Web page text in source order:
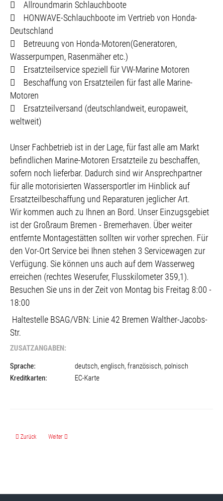
 Allroundmarin Schlauchboote
 HONWAVE-Schlauchboote im Vertrieb von Honda-
Deutschland
 Betreuung von Honda-Motoren(Generatoren,
Wasserpumpen, Rasenmäher etc.)
 Ersatzteilservice speziell für VW-Marine Motoren
 Beschaffung von Ersatzteilen für fast alle Marine-
Motoren
 Ersatzteilversand (deutschlandweit, europaweit,
weltweit)
Unser Fachbetrieb ist in der Lage, für fast alle am Markt
befindlichen Marine-Motoren Ersatzteile zu beschaffen,
sofern noch lieferbar. Dadurch sind wir Ansprechpartner
für alle motorisierten Wassersportler im Hinblick auf
Ersatzteilbeschaffung und Reparaturen jeglicher Art.
Wir kommen auch zu Ihnen an Bord. Unser Einzugsgebiet
ist der Großraum Bremen - Bremerhaven. Über weiter
entfernte Montagestätten sollten wir vorher sprechen. Für
den Vor-Ort Service bei Ihnen stehen 3 Servicewagen zur
Verfügung. Sie können uns auch auf dem Wasserweg
erreichen (rechtes Weserufer, Flusskilometer 359,1).
Besuchen Sie uns in der Zeit von Montag bis Freitag 8:00 -
18:00
Haltestelle BSAG/VBN: Linie 42 Bremen Walther-Jacobs-
Str.
ZUSATZANGABEN:
Sprache:
deutsch, englisch, französisch, polnisch
Kreditkarten:
EC-Karte
Vorheriger Beitrag: Hanseatische Terrassenüberdachungen GmbH
Zurück Nächster Beitrag: Haushaltshilfe mit Herz Rokosch UG haftungsbeschr.
Weiter